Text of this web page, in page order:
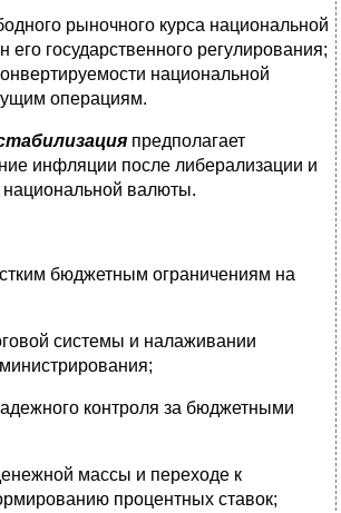
рыночного курса национальной
его государственного регулирования;
национальной
операциям.
предполагает
инфляции после либерализации и
валюты.
бюджетным ограничениям на
системы и налаживании
контроля за бюджетными
массы и переходе к
процентных ставок;